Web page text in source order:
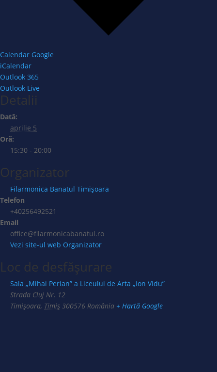
Calendar Google
iCalendar
Outlook 365
Outlook Live
Detalii
Dată:
aprilie 5
Oră:
15:30 - 20:00
Organizator
Filarmonica Banatul Timișoara
Telefon
+40256492521
Email
office@filarmonicabanatul.ro
Vezi site-ul web Organizator
Loc de desfășurare
Sala „Mihai Perian” a Liceului de Arta „Ion Vidu”
Strada Cluj Nr. 12
Timișoara, Timiș 300576 România + Hartă Google